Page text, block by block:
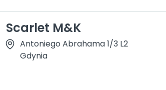
Scarlet M&K
Antoniego Abrahama 1/3 L2
Gdynia